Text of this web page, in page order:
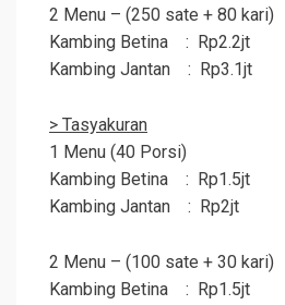
2 Menu – (250 sate + 80 kari)
Kambing Betina : Rp2.2jt
Kambing Jantan : Rp3.1jt
> Tasyakuran
1 Menu (40 Porsi)
Kambing Betina : Rp1.5jt
Kambing Jantan : Rp2jt
2 Menu – (100 sate + 30 kari)
Kambing Betina : Rp1.5jt